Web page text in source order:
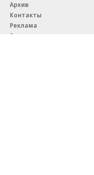
Архив
Контакты
Реклама
Вакансии